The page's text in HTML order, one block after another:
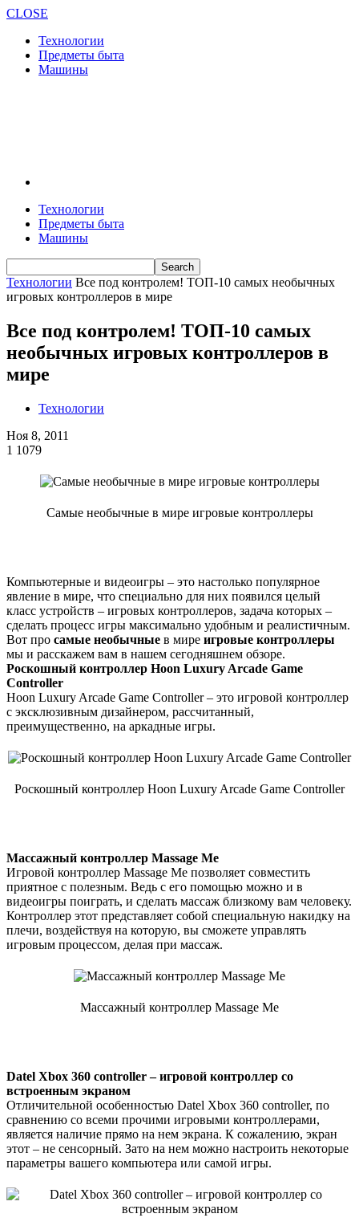
CLOSE
Технологии
Предметы быта
Машины
Технологии
Предметы быта
Машины
Технологии Все под контролем! ТОП-10 самых необычных
игровых контроллеров в мире
Все под контролем! ТОП-10 самых
необычных игровых контроллеров в
мире
Технологии
Ноя 8, 2011
1 1079
Самые необычные в мире игровые контроллеры
Компьютерные и видеоигры – это настолько популярное
явление в мире, что специально для них появился целый
класс устройств – игровых контроллеров, задача которых –
сделать процесс игры максимально удобным и реалистичным.
Вот про самые необычные в мире игровые контроллеры
мы и расскажем вам в нашем сегодняшнем обзоре.
Роскошный контроллер Hoon Luxury Arcade Game
Controller
Hoon Luxury Arcade Game Controller – это игровой контроллер
с эксклюзивным дизайнером, рассчитанный,
преимущественно, на аркадные игры.
Роскошный контроллер Hoon Luxury Arcade Game Controller
Массажный контроллер Massage Me
Игровой контроллер Massage Me позволяет совместить
приятное с полезным. Ведь с его помощью можно и в
видеоигры поиграть, и сделать массаж близкому вам человеку.
Контроллер этот представляет собой специальную накидку на
плечи, воздействуя на которую, вы сможете управлять
игровым процессом, делая при массаж.
Массажный контроллер Massage Me
Datel Xbox 360 controller – игровой контроллер со
встроенным экраном
Отличительной особенностью Datel Xbox 360 controller, по
сравнению со всеми прочими игровыми контроллерами,
является наличие прямо на нем экрана. К сожалению, экран
этот – не сенсорный. Зато на нем можно настроить некоторые
параметры вашего компьютера или самой игры.